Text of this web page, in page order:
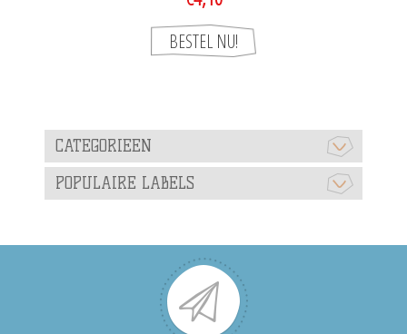
CATEGORIEEN
POPULAIRE LABELS